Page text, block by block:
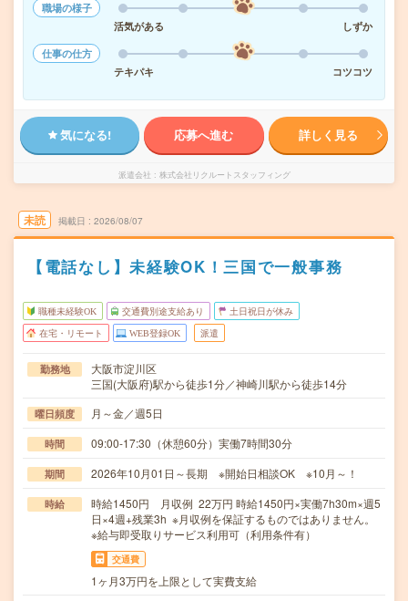
職場の様子
活気がある
しずか
仕事の仕方
テキパキ
コツコツ
気になる! 応募へ進む 詳しく見る
派遣会社 株式会社リクルートスタッフィング
未読 掲載日 2026/08/07
【電話なし】未経験OK！三国で一般事務
職種未経験OK 交通費別途支給あり 土日祝日が休み
在宅・リモート WEB登録OK 派遣
勤務地
大阪市淀川区
三国(大阪府)駅から徒歩1分／神崎川駅から徒歩14分
曜日頻度 月～金／週5日
時間 09:00-17:30（休憩60分）実働7時間30分
期間 2026年10月01日～長期 ※開始日相談OK ※10月～！
時給
時給1450円 月収例 22万円 時給1450円×実働7h30m×週5
日×4週+残業3h ※月収例を保証するものではありません。
※給与即受取りサービス利用可（利用条件有）
交通費
1ヶ月3万円を上限として実費支給